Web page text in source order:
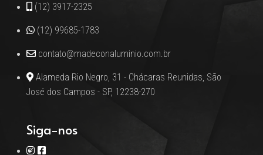
(12) 3917-2325
(12) 99685-1783
contato@madeconaluminio.com.br
Alameda Rio Negro, 31 - Chácaras Reunidas, São
José dos Campos - SP, 12238-270
Siga-nos